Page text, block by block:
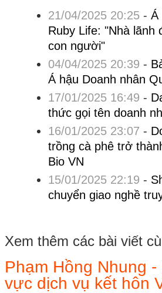
21/04/2025 20:25- Á
Ruby Life: "Nhà lãnh
con người"
04/04/2025 20:39 -
Á hậu Doanh nhân
17/01/2025 16:49 -
thức gọi tên doanh
16/01/2025 23:07 -
trồng cà phê trở
Bio VN
15/01/2025 22:19 -
chuyển giao nghề
Xem thêm các bài viết
Phạm Hồng Nhung
vực dịch vụ kết hôn